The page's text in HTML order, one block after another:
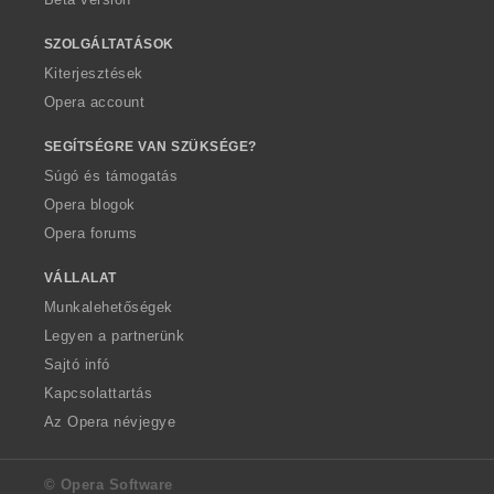
SZOLGÁLTATÁSOK
Kiterjesztések
Opera account
SEGÍTSÉGRE VAN SZÜKSÉGE?
Súgó és támogatás
Opera blogok
Opera forums
VÁLLALAT
Munkalehetőségek
Legyen a partnerünk
Sajtó infó
Kapcsolattartás
Az Opera névjegye
© Opera Software